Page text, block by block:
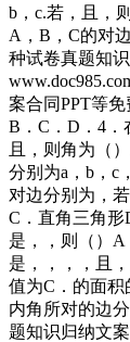
b，c.若，且，
A，B，C的对
种试卷真题知
案合同PPT等免
B．C．D．4．
且，则角为（
分别为a，b，c
对边分别为，
C．直角三角形
是，，则（）A
是，，，，且
值为C．的面积
内角所对的边
题知识归纳文案